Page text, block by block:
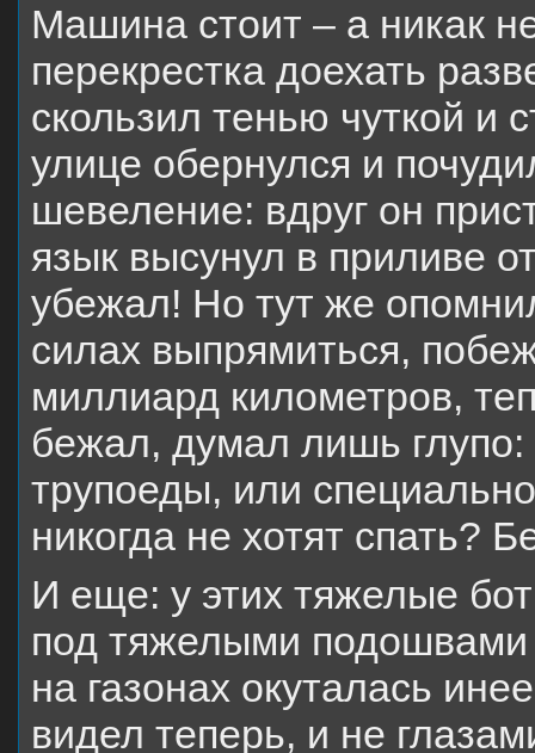
Машина стоит – а никак
перекрестка доехать
скользил тенью чуткой и
улице обернулся и
шевеление: вдруг он
язык высунул в приливе
убежал! Но тут же
силах выпрямиться,
миллиард километров,
бежал, думал лишь глупо:
трупоеды, или
никогда не хотят спать?
И еще: у этих тяжелые
под тяжелыми подошвами
на газонах окуталась
видел теперь, и не